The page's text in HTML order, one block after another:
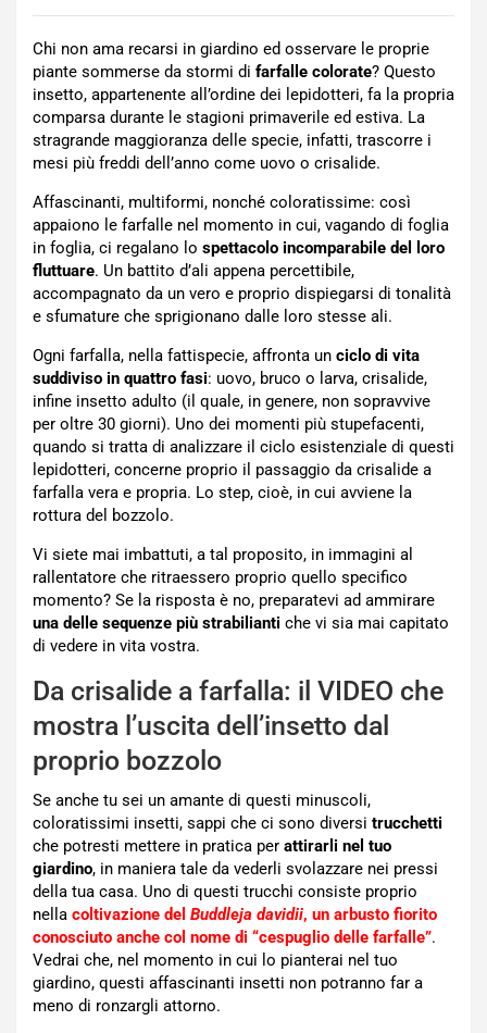
Chi non ama recarsi in giardino ed osservare le proprie
piante sommerse da stormi di farfalle colorate? Questo
insetto, appartenente all’ordine dei lepidotteri, fa la propria
comparsa durante le stagioni primaverile ed estiva. La
stragrande maggioranza delle specie, infatti, trascorre i
mesi più freddi dell’anno come uovo o crisalide.
Affascinanti, multiformi, nonché coloratissime: così
appaiono le farfalle nel momento in cui, vagando di foglia
in foglia, ci regalano lo spettacolo incomparabile del loro
fluttuare. Un battito d’ali appena percettibile,
accompagnato da un vero e proprio dispiegarsi di tonalità
e sfumature che sprigionano dalle loro stesse ali.
Ogni farfalla, nella fattispecie, affronta un ciclo di vita
suddiviso in quattro fasi: uovo, bruco o larva, crisalide,
infine insetto adulto (il quale, in genere, non sopravvive
per oltre 30 giorni). Uno dei momenti più stupefacenti,
quando si tratta di analizzare il ciclo esistenziale di questi
lepidotteri, concerne proprio il passaggio da crisalide a
farfalla vera e propria. Lo step, cioè, in cui avviene la
rottura del bozzolo.
Vi siete mai imbattuti, a tal proposito, in immagini al
rallentatore che ritraessero proprio quello specifico
momento? Se la risposta è no, preparatevi ad ammirare
una delle sequenze più strabilianti che vi sia mai capitato
di vedere in vita vostra.
Da crisalide a farfalla: il VIDEO che
mostra l’uscita dell’insetto dal
proprio bozzolo
Se anche tu sei un amante di questi minuscoli,
coloratissimi insetti, sappi che ci sono diversi trucchetti
che potresti mettere in pratica per attirarli nel tuo
giardino, in maniera tale da vederli svolazzare nei pressi
della tua casa. Uno di questi trucchi consiste proprio
nella coltivazione del Buddleja davidii, un arbusto fiorito
conosciuto anche col nome di “cespuglio delle farfalle”.
Vedrai che, nel momento in cui lo pianterai nel tuo
giardino, questi affascinanti insetti non potranno far a
meno di ronzargli attorno.